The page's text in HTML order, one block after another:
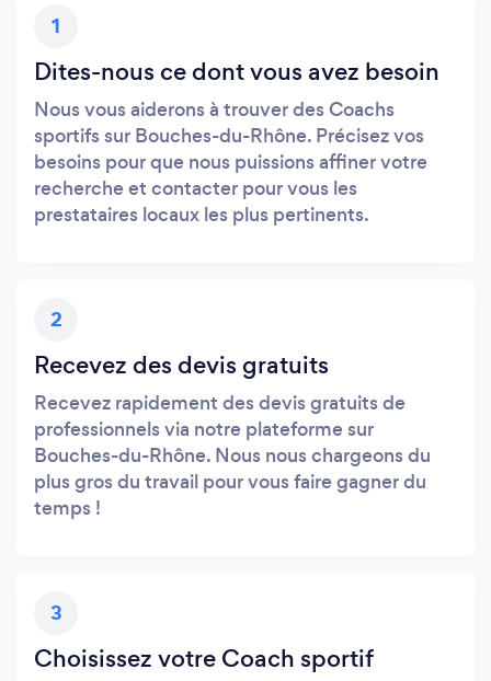
1
Dites-nous ce dont vous avez besoin
Nous vous aiderons à trouver des Coachs
sportifs sur Bouches-du-Rhône. Précisez vos
besoins pour que nous puissions affiner votre
recherche et contacter pour vous les
prestataires locaux les plus pertinents.
2
Recevez des devis gratuits
Recevez rapidement des devis gratuits de
professionnels via notre plateforme sur
Bouches-du-Rhône. Nous nous chargeons du
plus gros du travail pour vous faire gagner du
temps !
3
Choisissez votre Coach sportif